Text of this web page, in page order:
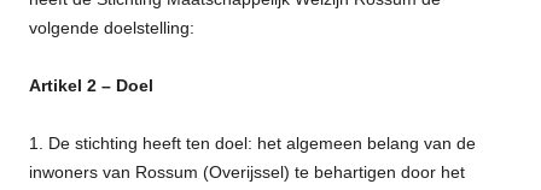
volgende doelstelling:
Artikel 2 – Doel
1. De stichting heeft ten doel: het algemeen belang van de
inwoners van Rossum (Overijssel) te behartigen door het